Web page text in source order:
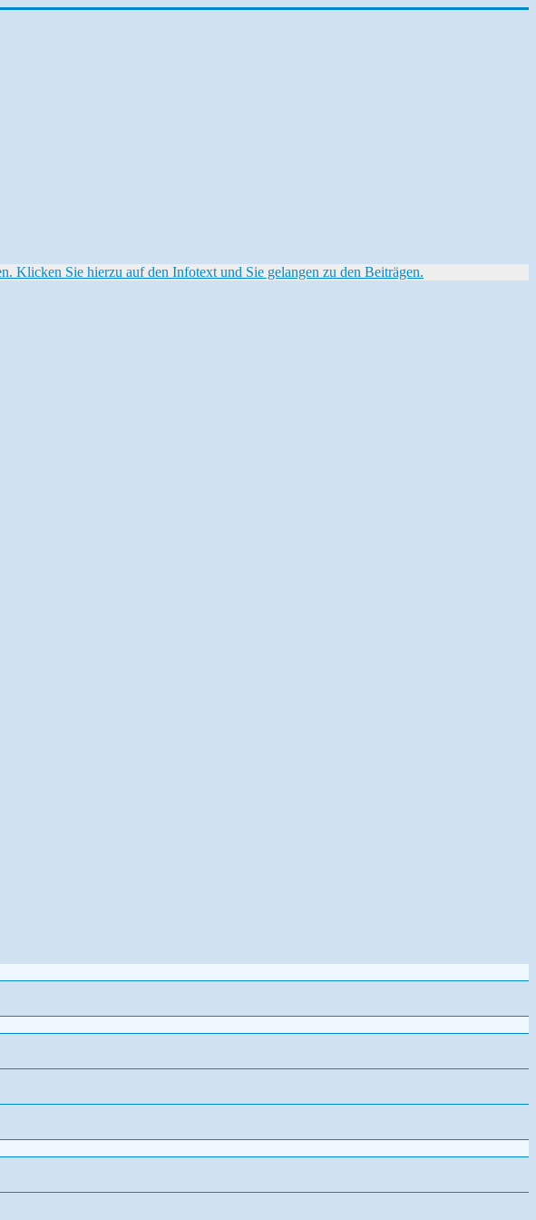
Klicken Sie hierzu auf den Infotext und Sie gelangen zu den Beiträgen.